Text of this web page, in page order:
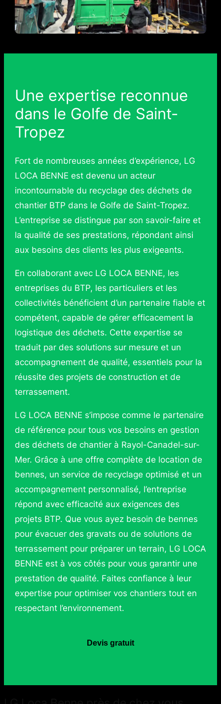
Une expertise reconnue
dans le Golfe de Saint-
Tropez
Fort de nombreuses années d’expérience, LG
LOCA BENNE est devenu un acteur
incontournable du recyclage des déchets de
chantier BTP dans le Golfe de Saint-Tropez.
L’entreprise se distingue par son savoir-faire et
la qualité de ses prestations, répondant ainsi
aux besoins des clients les plus exigeants.
En collaborant avec LG LOCA BENNE, les
entreprises du BTP, les particuliers et les
collectivités bénéficient d’un partenaire fiable et
compétent, capable de gérer efficacement la
logistique des déchets. Cette expertise se
traduit par des solutions sur mesure et un
accompagnement de qualité, essentiels pour la
réussite des projets de construction et de
terrassement.
LG LOCA BENNE s’impose comme le partenaire
de référence pour tous vos besoins en gestion
des déchets de chantier à Rayol-Canadel-sur-
Mer. Grâce à une offre complète de location de
bennes, un service de recyclage optimisé et un
accompagnement personnalisé, l’entreprise
répond avec efficacité aux exigences des
projets BTP. Que vous ayez besoin de bennes
pour évacuer des gravats ou de solutions de
terrassement pour préparer un terrain, LG LOCA
BENNE est à vos côtés pour vous garantir une
prestation de qualité. Faites confiance à leur
expertise pour optimiser vos chantiers tout en
respectant l’environnement.
Devis gratuit